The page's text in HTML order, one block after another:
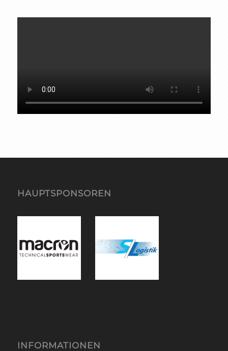
HAUPTSPONSOREN
INFORMATIONEN